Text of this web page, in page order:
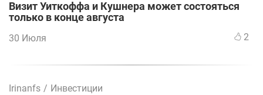
Визит Уиткоффа и Кушнера может состояться
только в конце августа
30 Июля 2
Irinanfs / Инвестиции